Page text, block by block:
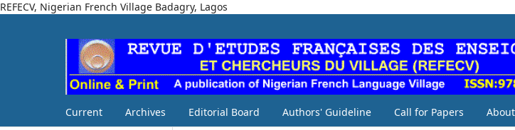
REFECV, Nigerian French Village Badagry, Lagos
Current Archives Editorial Board Authors' Guideline Call for Papers About